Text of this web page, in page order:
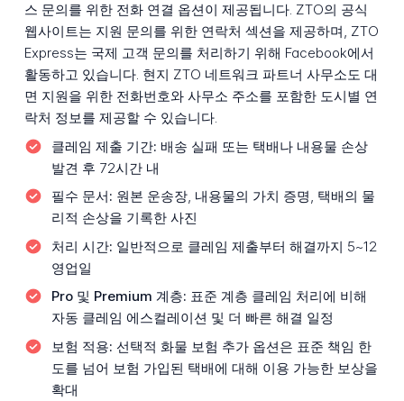
스 문의를 위한 전화 연결 옵션이 제공됩니다. ZTO의 공식
웹사이트는 지원 문의를 위한 연락처 섹션을 제공하며, ZTO
Express는 국제 고객 문의를 처리하기 위해 Facebook에서
활동하고 있습니다. 현지 ZTO 네트워크 파트너 사무소도 대
면 지원을 위한 전화번호와 사무소 주소를 포함한 도시별 연
락처 정보를 제공할 수 있습니다.
클레임 제출 기간: 배송 실패 또는 택배나 내용물 손상
발견 후 72시간 내
필수 문서: 원본 운송장, 내용물의 가치 증명, 택배의 물
리적 손상을 기록한 사진
처리 시간: 일반적으로 클레임 제출부터 해결까지 5~12
영업일
Pro 및 Premium 계층: 표준 계층 클레임 처리에 비해
자동 클레임 에스컬레이션 및 더 빠른 해결 일정
보험 적용: 선택적 화물 보험 추가 옵션은 표준 책임 한
도를 넘어 보험 가입된 택배에 대해 이용 가능한 보상을
확대